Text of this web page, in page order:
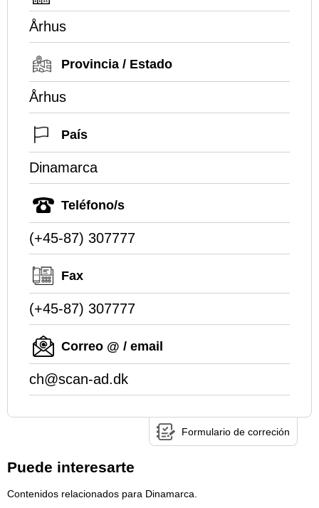
Århus
Provincia / Estado
Århus
País
Dinamarca
Teléfono/s
(+45-87) 307777
Fax
(+45-87) 307777
Correo @ / email
ch@scan-ad.dk
Formulario de correción
Puede interesarte
Contenidos relacionados para Dinamarca.